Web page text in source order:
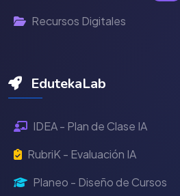
Recursos Digitales
EdutekaLab
IDEA - Plan de Clase IA
RubriK - Evaluación IA
Planeo - Diseño de Cursos